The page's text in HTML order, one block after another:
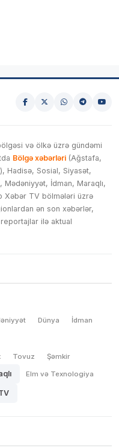
və ölkə üzrə gündəmi
Bölgə xəbərləri (Ağstafa,
Hadisə, Sosial, Siyasət,
İdman, Maraqlı,
Xəbər TV bölmələri üzrə
ən son xəbərlər,
ilə aktual
Dünya İdman
Tovuz Şəmkir
Elm və Texnologiya